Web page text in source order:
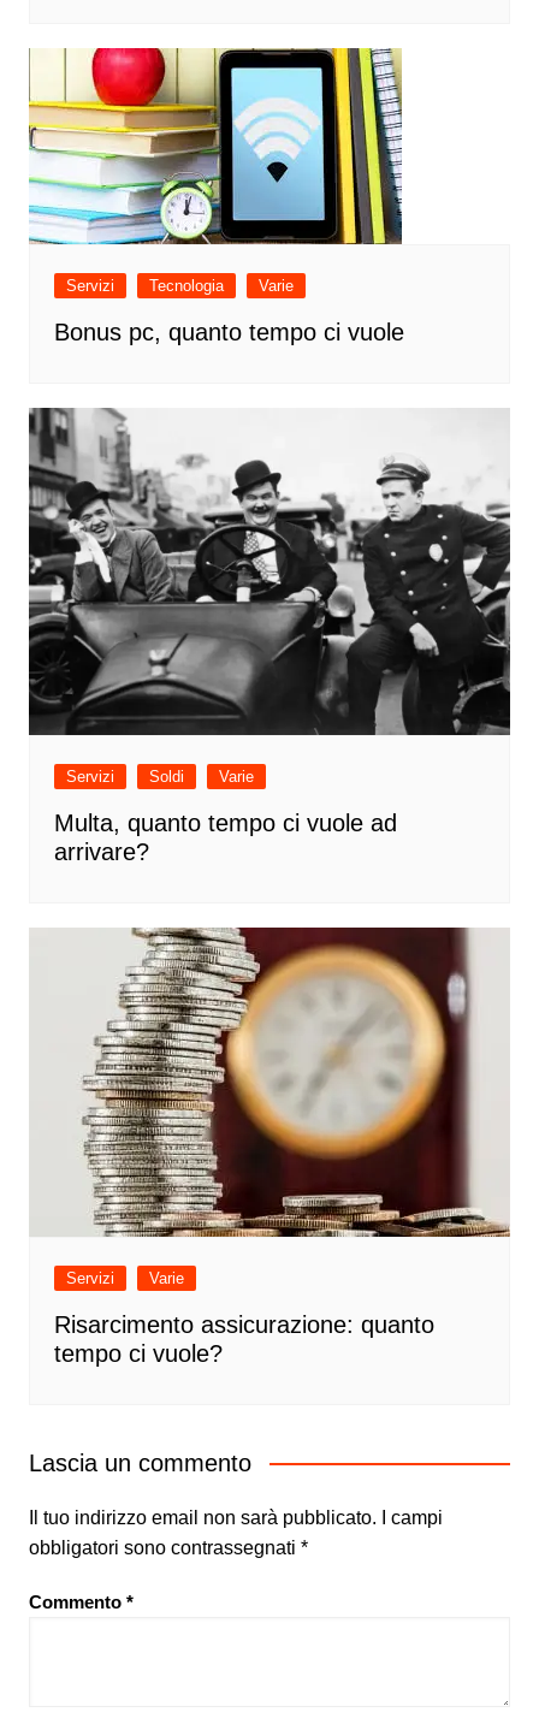
Servizi Tecnologia Varie
Bonus pc, quanto tempo ci vuole
Servizi Soldi Varie
Multa, quanto tempo ci vuole ad
arrivare?
Servizi Varie
Risarcimento assicurazione: quanto
tempo ci vuole?
Lascia un commento
Il tuo indirizzo email non sarà pubblicato.
I campi
obbligatori sono contrassegnati *
Commento *